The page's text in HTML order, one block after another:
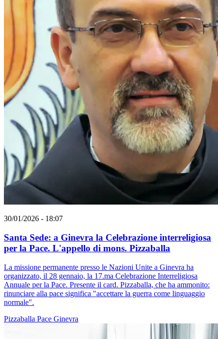
30/01/2026 - 18:07
Santa Sede: a Ginevra la Celebrazione interreligiosa
per la Pace. L'appello di mons. Pizzaballa
La missione permanente presso le Nazioni Unite a Ginevra ha
organizzato, il 28 gennaio, la 17.ma Celebrazione Interreligiosa
Annuale per la Pace. Presente il card. Pizzaballa, che ha ammonito:
rinunciare alla pace significa "accettare la guerra come linguaggio
normale".
Pizzaballa Pace Ginevra